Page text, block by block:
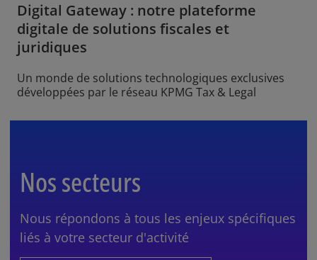
Digital Gateway : notre plateforme
digitale de solutions fiscales et
juridiques
Un monde de solutions technologiques exclusives
développées par le réseau KPMG Tax & Legal
Nos secteurs
Nous répondons à tous les enjeux spécifiques
liés à votre secteur d'activité